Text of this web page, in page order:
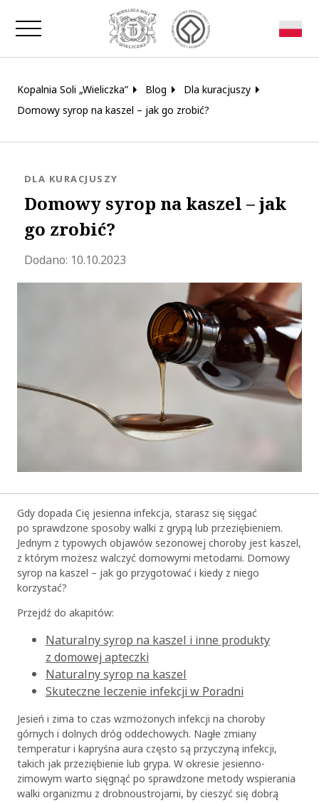
Zamknij okno
Kopalnia Soli „Wieliczka” Blog
Dla kuracjuszy
Domowy syrop na kaszel – jak go zrobić?
Domowy syrop na kaszel – jak
go zrobić?
KATEGORIA:
DLA KURACJUSZY
Dodano: 10.10.2023Zaktualizowano 2023-10-19 12:47:00
Gdy dopada Cię jesienna infekcja, starasz się sięgać
po sprawdzone sposoby walki z grypą lub przeziębieniem.
Jednym z typowych objawów sezonowej choroby jest kaszel,
z którym możesz walczyć domowymi metodami. Domowy
syrop na kaszel – jak go przygotować i kiedy z niego
korzystać?
Przejdź do akapitów:
Naturalny syrop na kaszel i inne produkty
z domowej apteczki
Naturalny syrop na kaszel
Skuteczne leczenie infekcji w Poradni
Jesień i zima to czas wzmożonych infekcji na choroby
górnych i dolnych dróg oddechowych. Nagłe zmiany
temperatur i kapryśna aura często są przyczyną infekcji,
takich jak przeziębienie lub grypa. W okresie jesienno-
zimowym warto sięgnąć po sprawdzone metody wspierania
walki organizmu z drobnoustrojami, by cieszyć się dobrą